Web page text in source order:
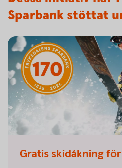
Sparbank stöttat
Gratis skidåkning för